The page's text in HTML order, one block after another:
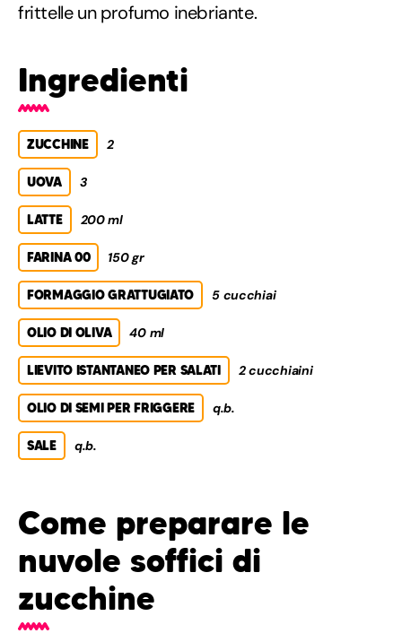
frittelle un profumo inebriante.
Ingredienti
ZUCCHINE 2
UOVA 3
LATTE 200 ml
FARINA 00 150 gr
FORMAGGIO GRATTUGIATO 5 cucchiai
OLIO DI OLIVA 40 ml
LIEVITO ISTANTANEO PER SALATI 2 cucchiaini
OLIO DI SEMI PER FRIGGERE q.b.
SALE q.b.
Come preparare le
nuvole soffici di
zucchine